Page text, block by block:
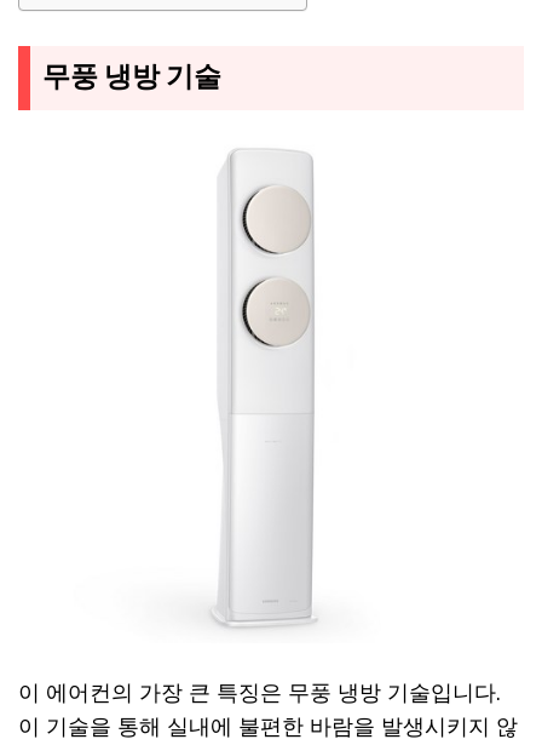
무풍 냉방 기술
이 에어컨의 가장 큰 특징은 무풍 냉방 기술입니다.
이 기술을 통해 실내에 불편한 바람을 발생시키지 않